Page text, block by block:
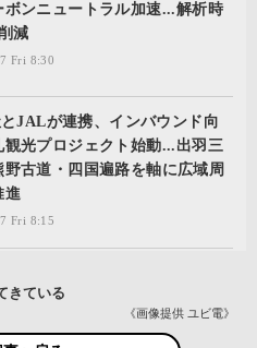
ボンニュートラル加速...解析時
減
Fri 8:30
JALが連携、インバウンド向
観光プロジェクト始動...出羽三
野古道・四国遍路を軸に広域周
進
Fri 8:15
《画像提供 ユビ電》
きている